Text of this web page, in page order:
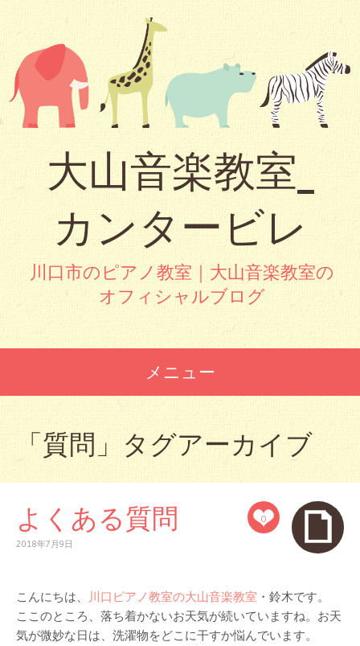
大山音楽教室_
カンタービレ
川口市のピアノ教室｜大山音楽教室の
オフィシャルブログ
メニュー
「質問 」タグアーカイブ
0
よくある質問
2018年7月9日
こんにちは、 川口ピアノ教室の大山音楽教室 ・鈴木です。
ここのところ、落ち着かないお天気が続いていますね。 お天
気が微妙な日は、洗濯物をどこに干すか悩んでいます。